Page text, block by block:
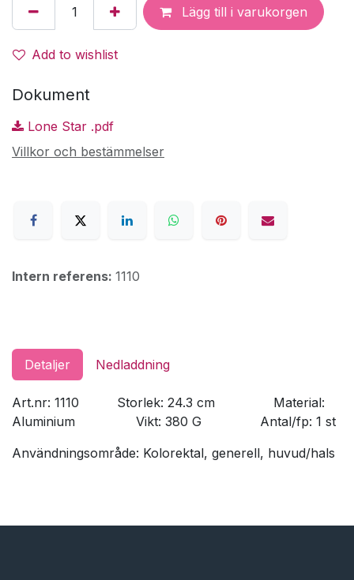
Lägg till i varukorgen
Add to wishlist
Dokument
Lone Star .pdf
Villkor och bestämmelser
Intern referens: 1110
Detaljer Nedladdning
Art.nr: 1110 ​Storlek: 24.3 cm
​Material:
Aluminium
​Vikt: 380 G
​Antal/fp: 1 st
Användningsområde: Kolorektal, generell, huvud/hals